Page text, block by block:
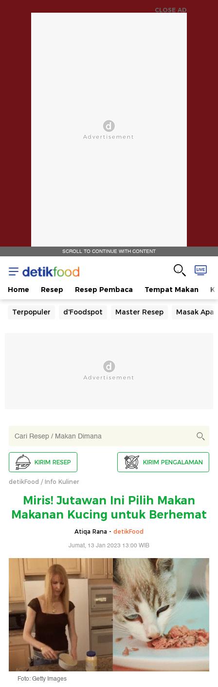
CLOSE AD
SCROLL TO CONTINUE WITH CONTENT
Home Resep Resep Pembaca Tempat Makan
Terpopuler d'Foodspot Master Resep Masak Apa
KIRIM RESEP KIRIM PENGALAMAN
detikFood Info Kuliner
Miris! Jutawan Ini Pilih Makan
Makanan Kucing untuk Berhemat
Atiqa Rana - detikFood
Jumat, 13 Jan 2023 13:00 WIB
Foto: Getty Images